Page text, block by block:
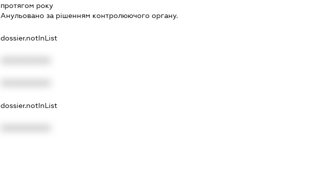
протягом року
Анульовано за рiшенням контролюючого органу.
dossier.notInList
dossier.notInList